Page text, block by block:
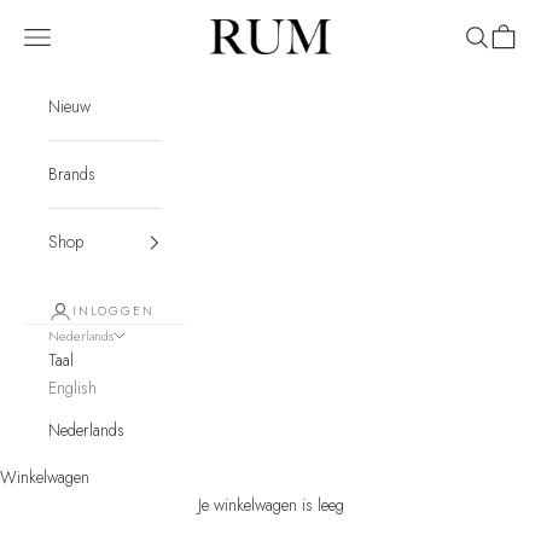
RUM
Menu Zoeken
Nieuw
Brands
Shop
INLOGGEN
Nederlands
Taal
English
Nederlands
Winkelwagen
Je winkelwagen is leeg